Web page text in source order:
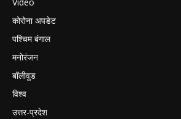
कोरोना अपडेट
पश्चिम बंगाल
मनोरंजन
बॉलीवुड
विश्व
उत्तर-प्रदेश